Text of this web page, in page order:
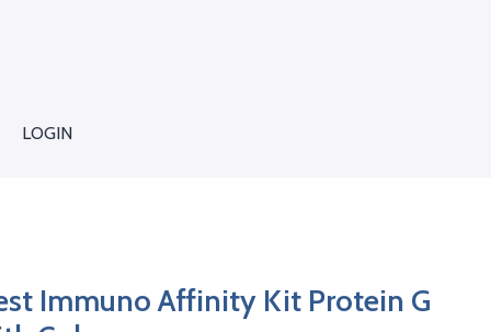
LOGIN
Immuno Affinity Kit Protein G